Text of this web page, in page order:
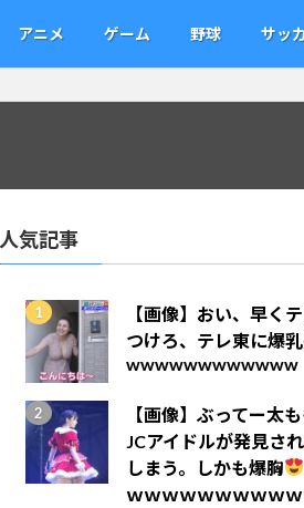
アニメ ゲーム 野球 サッ
人気記事
【画像】おい、早く
つけろ、テレ東に爆
wwwwwwwwwwww
【画像】ぶってー太
JCアイドルが発見さ
しまう。しかも爆胸
ｗｗｗｗｗｗｗｗｗ